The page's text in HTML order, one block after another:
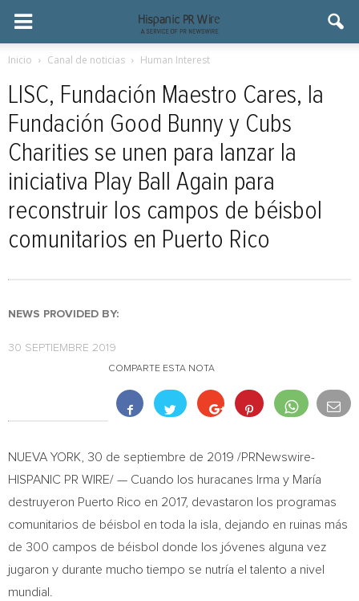
Inicio Canal de noticias Human Interest
LISC, Fundación Maestro Cares, la
Fundación Good Bunny y Cubs
Charities se unen para lanzar la
iniciativa Play Ball Again para
reconstruir los campos de béisbol
comunitarios en Puerto Rico
NEWS PROVIDED BY:
30 SEPTIEMBRE 2019
COMPARTE ESTA NOTA
NUEVA YORK , 30 de septiembre de 2019 /PRNewswire-
HISPANIC PR WIRE/ — Cuando los huracanes Irma y María
destruyeron Puerto Rico en 2017, devastaron los programas
comunitarios de béisbol en toda la isla, dejando en ruinas más
de 300 campos de béisbol donde los jóvenes alguna vez
jugaron y durante mucho tiempo se nutría el talento a nivel
mundial.